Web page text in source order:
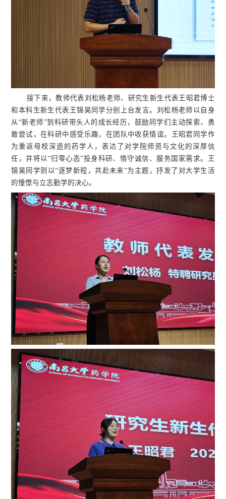
接下来，教师代表刘松杨老师、研究生新生代表王昭君博士
和本科生新生代表王锦昊同学分别上台发言。刘松杨老师以自身
从“新老师”到科研带头人的成长经历，鼓励同学们主动探索、勇
敢尝试，在科研中感受乐趣，在团队中收获情谊。王昭君同学作
为重返母校深造的药学人，表达了对学院师资与文化的深厚信
任，并将以“归零心态”投身科研、恪守诚信、服务国家需求。王
锦昊同学则以“逐梦新程，共赴未来”为主题，抒发了对大学生活
的憧憬与立志勤学的决心。